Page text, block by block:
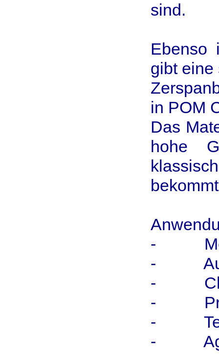
sind.
Ebenso
gibt eine
in POM
Das
hohe
-
-
-
-
-
-